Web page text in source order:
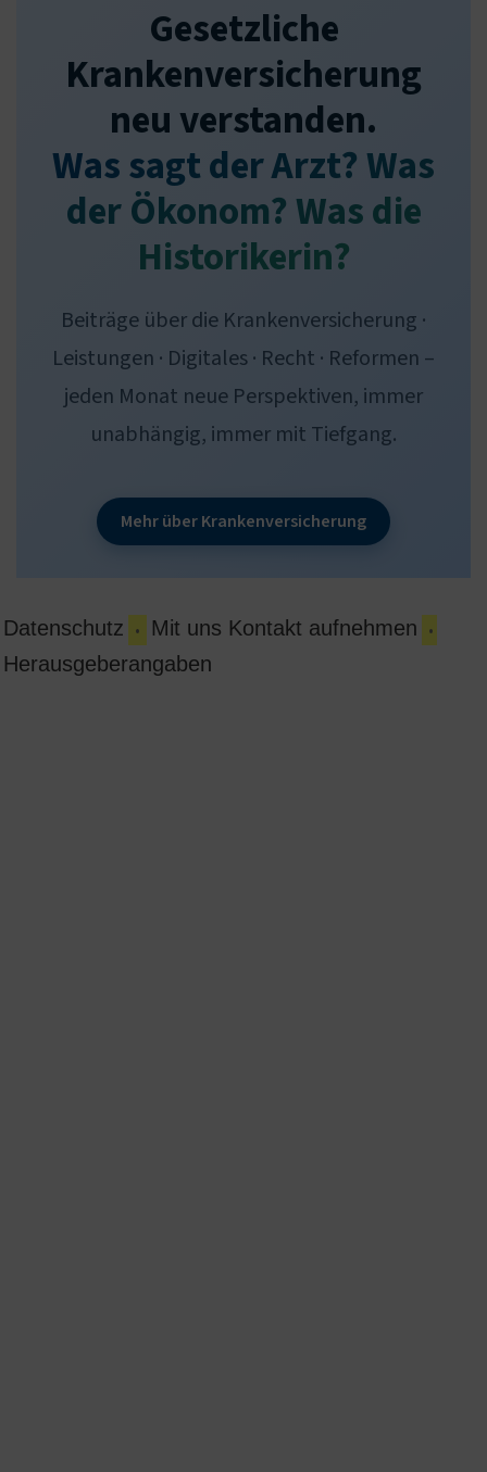
Gesetzliche
Krankenversicherung
neu verstanden.
Was sagt der Arzt? Was
der Ökonom? Was die
Historikerin?
Beiträge über die Krankenversicherung ·
Leistungen · Digitales · Recht · Reformen –
jeden Monat neue Perspektiven, immer
unabhängig, immer mit Tiefgang.
Mehr über Krankenversicherung
Datenschutz • Mit uns Kontakt aufnehmen •
Herausgeberangaben